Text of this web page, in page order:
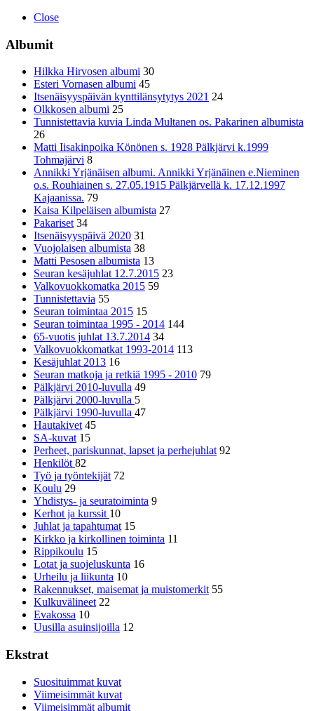
Close
Albumit
Hilkka Hirvosen albumi 30
Esteri Vornasen albumi 45
Itsenäisyyspäivän kynttilänsytytys 2021 24
Olkkosen albumi 25
Tunnistettavia kuvia Linda Multanen os. Pakarinen albumista
26
Matti Iisakinpoika Könönen s. 1928 Pälkjärvi k.1999
Tohmajärvi 8
Annikki Yrjänäisen albumi. Annikki Yrjänäinen e.Nieminen
o.s. Rouhiainen s. 27.05.1915 Pälkjärvellä k. 17.12.1997
Kajaanissa. 79
Kaisa Kilpeläisen albumista 27
Pakariset 34
Itsenäisyyspäivä 2020 31
Vuojolaisen albumista 38
Matti Pesosen albumista 13
Seuran kesäjuhlat 12.7.2015 23
Valkovuokkomatka 2015 59
Tunnistettavia 55
Seuran toimintaa 2015 15
Seuran toimintaa 1995 - 2014 144
65-vuotis juhlat 13.7.2014 34
Valkovuokkomatkat 1993-2014 113
Kesäjuhlat 2013 16
Seuran matkoja ja retkiä 1995 - 2010 79
Pälkjärvi 2010-luvulla 49
Pälkjärvi 2000-luvulla 5
Pälkjärvi 1990-luvulla 47
Hautakivet 45
SA-kuvat 15
Perheet, pariskunnat, lapset ja perhejuhlat 92
Henkilöt82
Työ ja työntekijät 72
Koulu 29
Yhdistys- ja seuratoiminta 9
Kerhot ja kurssit 10
Juhlat ja tapahtumat 15
Kirkko ja kirkollinen toiminta 11
Rippikoulu 15
Lotat ja suojeluskunta 16
Urheilu ja liikunta 10
Rakennukset, maisemat ja muistomerkit 55
Kulkuvälineet 22
Evakossa 10
Uusilla asuinsijoilla 12
Ekstrat
Suosituimmat kuvat
Viimeisimmät kuvat
Viimeisimmät albumit